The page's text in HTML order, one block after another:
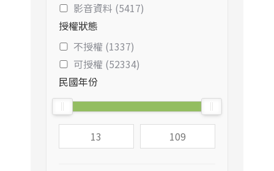
影音資料 (5417)
授權狀態
不授權 (1337)
可授權 (52334)
民國年份